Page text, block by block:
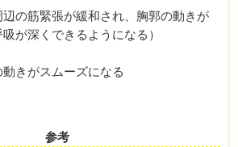
の筋緊張が緩和され、胸郭の動きが
が深くできるようになる）
きがスムーズになる
参考